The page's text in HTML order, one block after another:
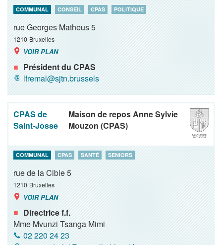
COMMUNAL CONSEIL CPAS POLITIQUE
rue Georges Matheus 5
1210 Bruxelles
VOIR PLAN
Président du CPAS
lfremal@sjtn.brussels
CPAS de
Saint-Josse
Maison de repos Anne Sylvie
Mouzon (CPAS)
COMMUNAL CPAS SANTÉ SENIORS
rue de la Cible 5
1210 Bruxelles
VOIR PLAN
Directrice f.f.
Mme Mvunzi Tsanga Mimi
02 220 24 23